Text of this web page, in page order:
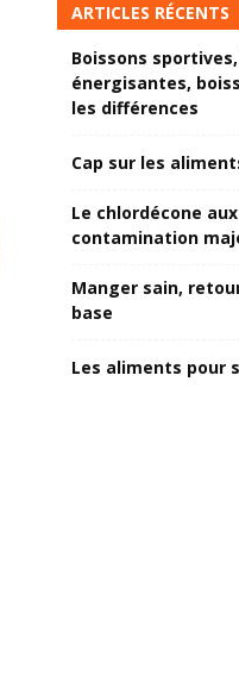
ARTICLES RÉCENTS
Boissons
énergisantes,
les différences
Cap sur les
Le chlordécone
contamination
Manger sain,
base
Les aliments pour